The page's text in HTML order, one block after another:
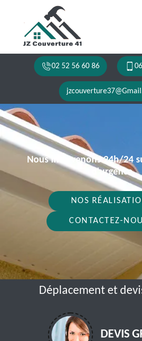
02 52 56 60 86
Nous intervenons 24h/24
d'urgence
NOS
CONTACTEZ-
Déplacement et
DEVIS